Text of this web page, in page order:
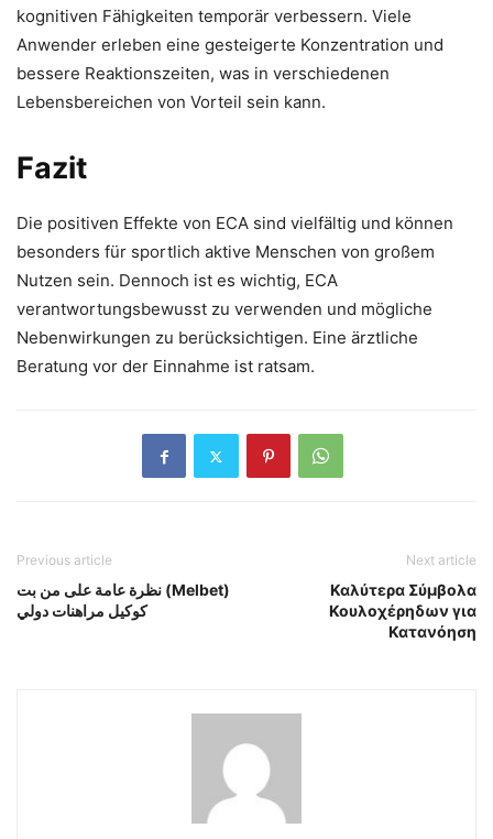
kognitiven Fähigkeiten temporär verbessern. Viele
Anwender erleben eine gesteigerte Konzentration und
bessere Reaktionszeiten, was in verschiedenen
Lebensbereichen von Vorteil sein kann.
Fazit
Die positiven Effekte von ECA sind vielfältig und können
besonders für sportlich aktive Menschen von großem
Nutzen sein. Dennoch ist es wichtig, ECA
verantwortungsbewusst zu verwenden und mögliche
Nebenwirkungen zu berücksichtigen. Eine ärztliche
Beratung vor der Einnahme ist ratsam.
Previous article
نظرة عامة على من بت (Melbet)
كوكيل مراهنات دولي
Next article
Καλύτερα Σύμβολα
Κουλοχέρηδων για
Κατανόηση